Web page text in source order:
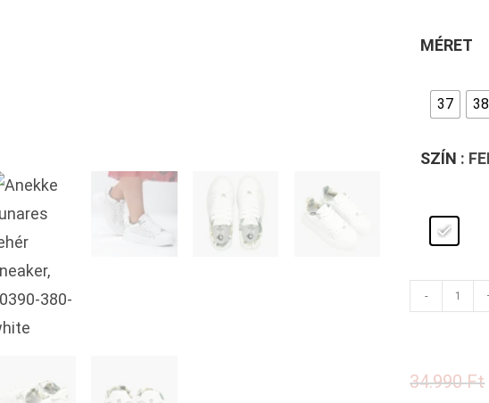
MÉRET
37 38
SZÍN :
LUNARES
mennyiség
-
34.990Ft